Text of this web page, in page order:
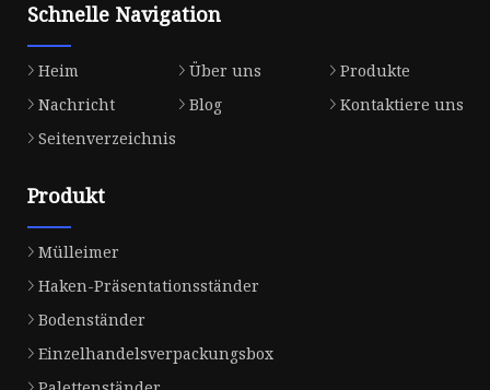
Schnelle Navigation
Heim Über uns
Produkte
Nachricht
Blog
Kontaktiere uns
Seitenverzeichnis
Produkt
Mülleimer
Haken-Präsentationsständer
Bodenständer
Einzelhandelsverpackungsbox